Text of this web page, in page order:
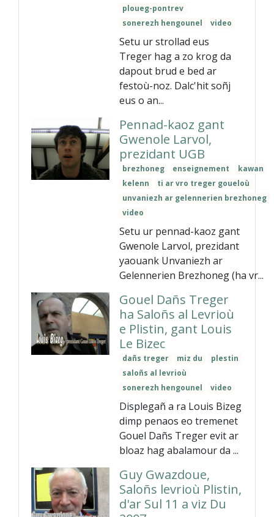
ploueg-pontrev
sonerezh hengounel
video
Setu ur strollad eus
Treger hag a zo krog da
dapout brud e bed ar
festoù-noz. Dalc'hit soñj
eus o an...
Pennad-kaoz gant
Gwenole Larvol,
prezidant UGB
brezhoneg enseignement
kawan
kelenn
ti ar vro treger goueloù
unvaniezh ar gelennerien brezhoneg
video
Setu ur pennad-kaoz gant
Gwenole Larvol, prezidant
yaouank Unvaniezh ar
Gelennerien Brezhoneg (ha vr...
Gouel Dañs Treger
ha Saloñs al Levrioù
e Plistin, gant Louis
Le Bizec
dañs treger miz du
plestin
saloñs al levrioù
sonerezh hengounel
video
Displegañ a ra Louis Bizeg
dimp penaos eo tremenet
Gouel Dañs Treger evit ar
bloaz hag abalamour da ...
Guy Gwazdoue,
Saloñs levrioù Plistin,
d'ar Sul 11 a viz Du